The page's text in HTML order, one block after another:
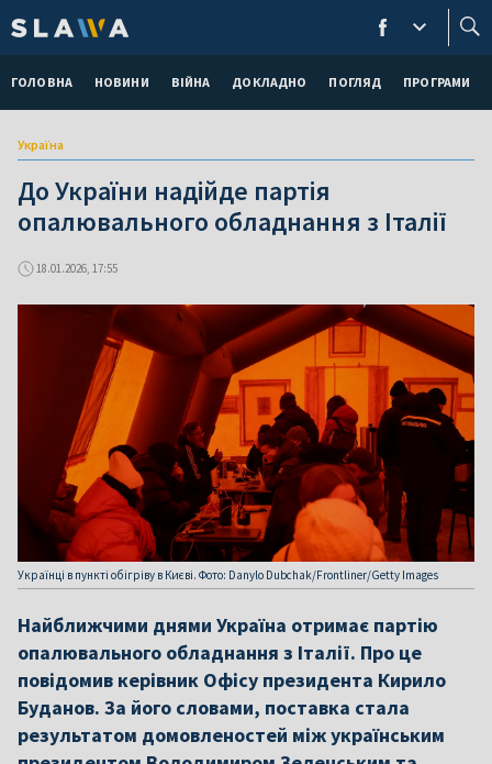
ГОЛОВНА НОВИНИ ВІЙНА ДОКЛАДНО ПОГЛЯД ПРОГРАМИ
Україна
До України надійде партія
опалювального обладнання з Італії
18.01.2026, 17:55
Українці в пункті обігріву в Києві. Фото: Danylo Dubchak/Frontliner/Getty Images
Найближчими днями Україна отримає партію
опалювального обладнання з Італії. Про це
повідомив керівник Офісу президента Кирило
Буданов. За його словами, поставка стала
результатом домовленостей між українським